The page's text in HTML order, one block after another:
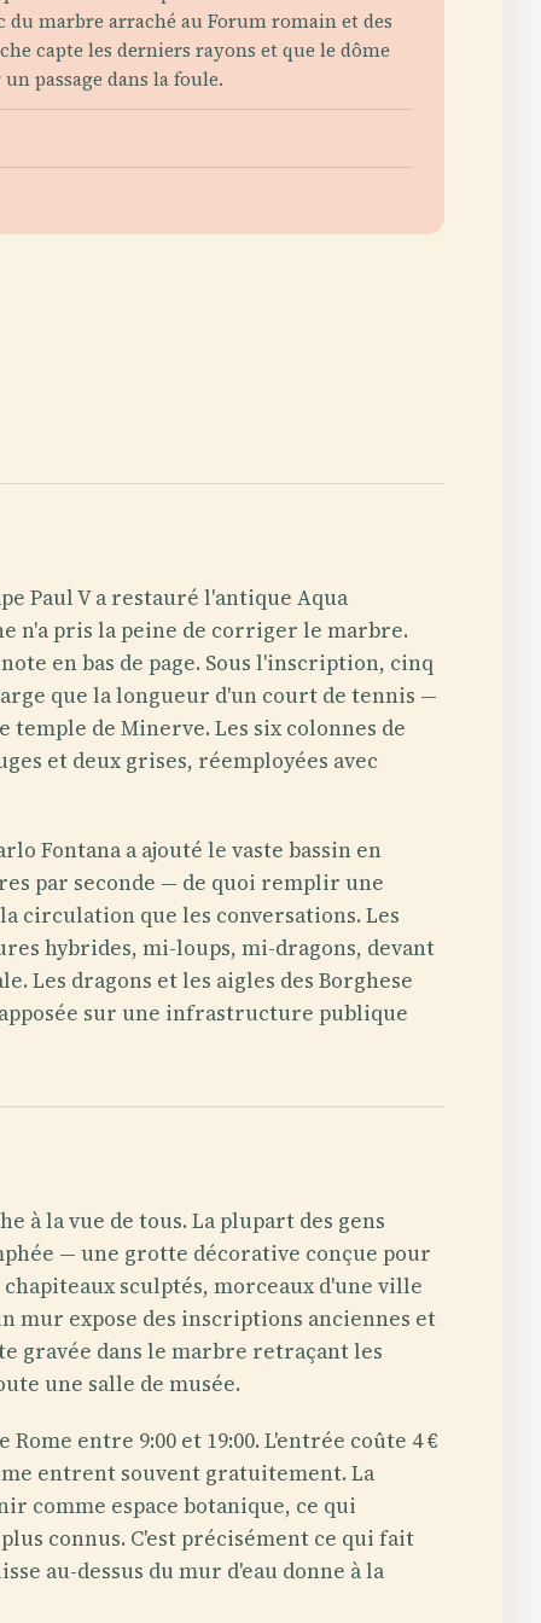
marbre arraché au Forum romain et des
capte les derniers rayons et que le dôme
passage dans la foule.
Paul V a restauré l'antique Aqua
n'a pris la peine de corriger le marbre.
en bas de page. Sous l'inscription, cinq
que la longueur d'un court de tennis —
de Minerve. Les six colonnes de
et deux grises, réemployées avec
Fontana a ajouté le vaste bassin en
par seconde — de quoi remplir une
circulation que les conversations. Les
hybrides, mi-loups, mi-dragons, devant
Les dragons et les aigles des Borghese
sur une infrastructure publique
à la vue de tous. La plupart des gens
— une grotte décorative conçue pour
sculptés, morceaux d'une ville
mur expose des inscriptions anciennes et
gravée dans le marbre retraçant les
une salle de musée.
entre 9:00 et 19:00. L'entrée coûte 4 €
entrent souvent gratuitement. La
comme espace botanique, ce qui
connus. C'est précisément ce qui fait
au-dessus du mur d'eau donne à la